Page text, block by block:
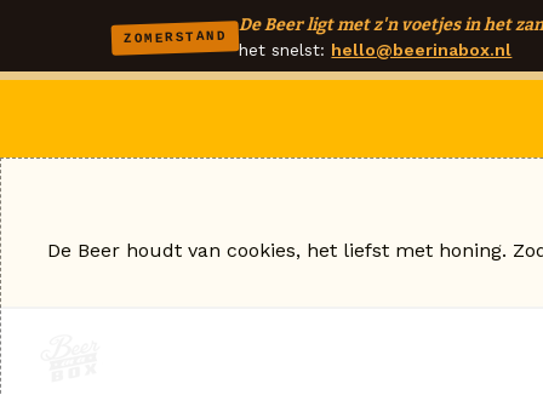
ZOMERSTAND
De Beer ligt met z'n voetjes in het
het snelst: hello@beerinabox.nl
De Beer houdt van cookies, het liefst met honing.